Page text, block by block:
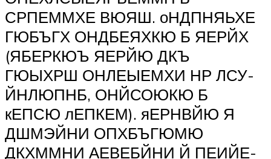
СРПЕММХЕ ВЮЯШ. оНДПНЯЬХЕ
ГЮБЪГХ ОНДБЕЯХКЮ Б ЯЕРЙХ
(ЯБЕРКЮЪ ЯЕРЙЮ ДКЪ
ГЮЫХРШ ОНЛЕЫЕМХИ НР ЛСУ-
ЙНЛЮПНБ, ОНЙСОЮКЮ Б
кЕПСЮ лЕПКЕМ). яЕРНВЙЮ Я
ДШМЭЙНИ ОПХБЪГЮМЮ
ДКХММНИ АЕВЕБЙНИ Й ПЕИЙЕ-